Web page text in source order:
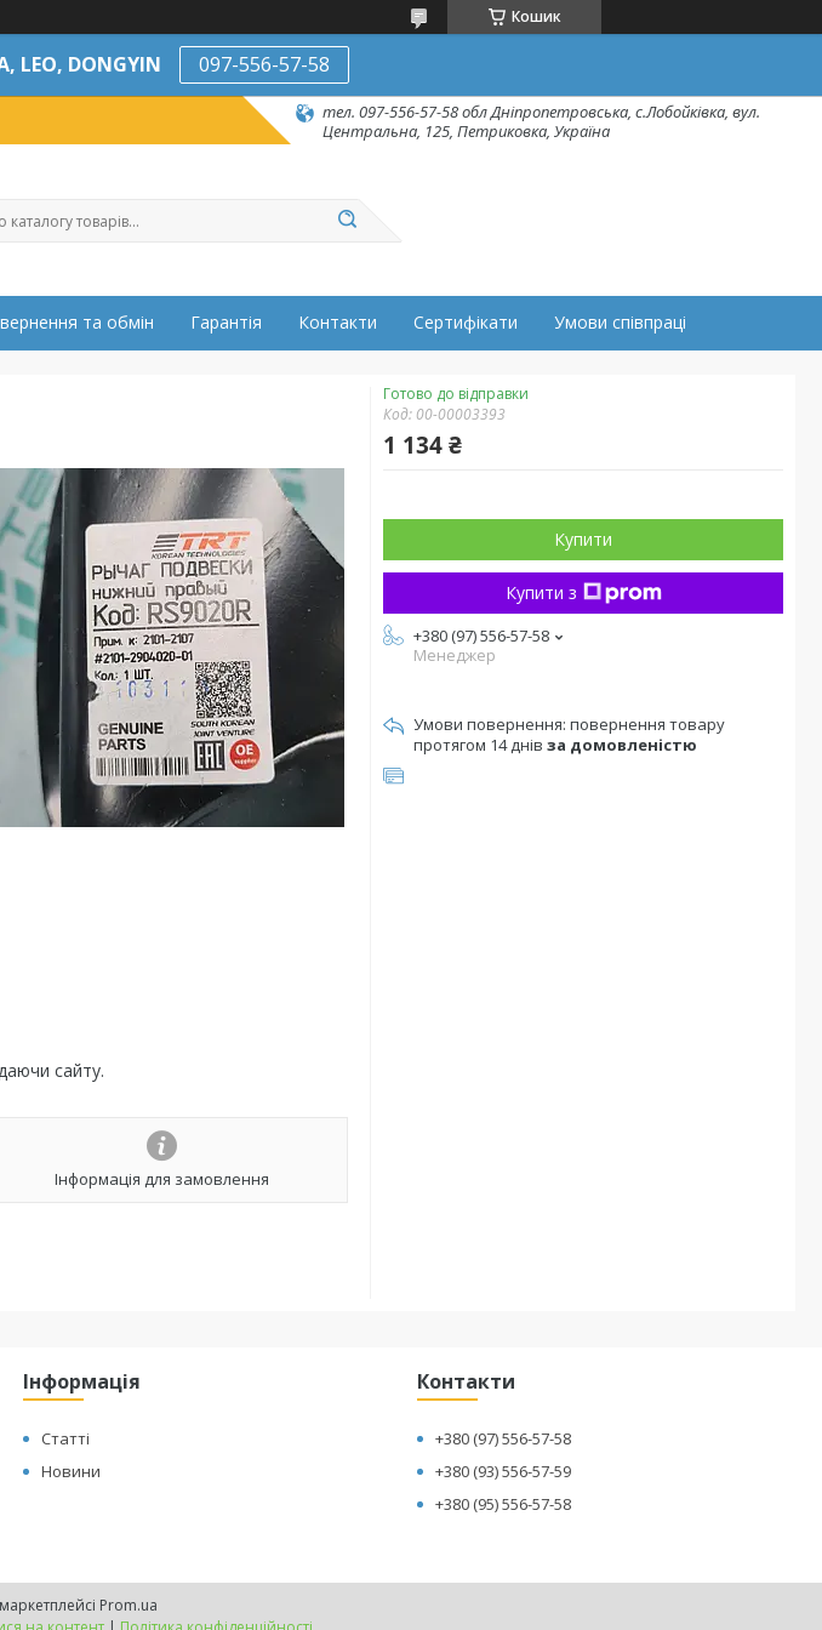
Кошик
DONGYIN 097-556-57-58
тел. 097-556-57-58 обл Дніпропетровська, с.Лобойківка, вул.
Центральна, 125, Петриковка, Україна
та обмін Гарантія Контакти Сертифікати Умови співпраці
сайту.
Інформація для замовлення
Готово до відправки
Код: 00-00003393
1 134 ₴
Купити
Купити з
+380 (97) 556-57-58
Менеджер
повернення товару
протягом 14 днів за домовленістю
Інформація
Статті
Новини
Контакти
+380 (97) 556-57-58
+380 (93) 556-57-59
+380 (95) 556-57-58
Prom.ua